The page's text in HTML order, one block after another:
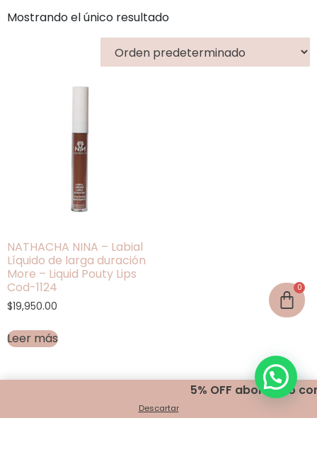
5% OFF abonando
Descartar
Mostrando el único resultado
NATHACHA NINA – Labial
Líquido de larga duración
More – Liquid Pouty Lips
Cod-1124
$19,950.00
Leer más